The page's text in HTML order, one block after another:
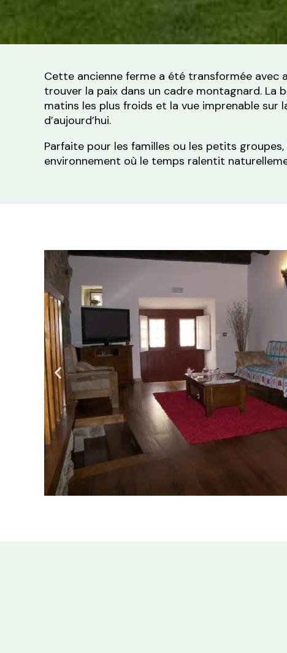
Cette ancienne ferme a été transformée avec
trouver la paix dans un cadre montagnard. La
matins les plus froids et la vue imprenable sur
d’aujourd’hui.
Parfaite pour les familles ou les petits
environnement où le temps ralentit